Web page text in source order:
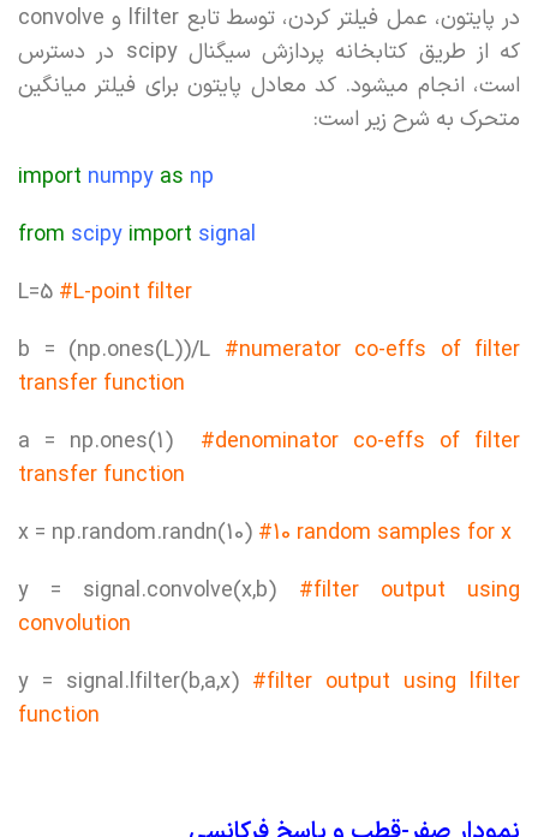
در پایتون، عمل فیلتر کردن، توسط تابع lfilter و convolve
که از طریق کتابخانه پردازش سیگنال scipy در دسترس
است، انجام میشود. کد معادل پایتون برای فیلتر میانگین
متحرک به شرح زیر است:
import numpy as np
from scipy import signal
L=5 #L-point filter
b = (np.ones(L))/L #numerator co-effs of filter
transfer function
a = np.ones(1) #denominator co-effs of filter
transfer function
x = np.random.randn(10) #10 random samples for x
y = signal.convolve(x,b) #filter output using
convolution
y = signal.lfilter(b,a,x) #filter output using lfilter
function